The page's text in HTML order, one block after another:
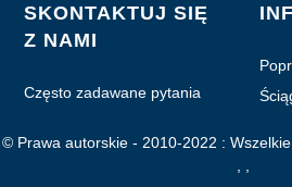
SKONTAKTUJ SIĘ
Z NAMI
Często zadawane pytania
© Prawa autorskie - 2010-2022 :